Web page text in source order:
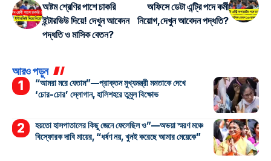
অষ্টম শ্রেণির পাশে চাকরি
ইন্টারভিউ দিয়ে! দেখুন আবেদন
পদ্ধতি ও মাসিক বেতন?
অফিসে ডেটা এন্ট্রি পদে কর্মী
নিয়োগ,দেখুন আবেদন পদ্ধতি?
আরও পড়ুন
“আমরা মরে যেতাম”—প্রাক্তন মুখ্যমন্ত্রী মমতাকে দেখে
‘চোর-চোর’ স্লোগান, হালিশহরে তুমুল বিক্ষোভ
হয়তো হাসপাতালের কিছু জেনে ফেলেছিল ও”—অভয়া স্মরণ মঞ্চে
বিস্ফোরক দাবি মায়ের, “ধর্ষণ নয়, খুনই করেছে আমার মেয়েকে”